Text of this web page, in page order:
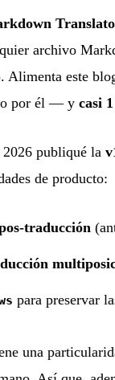
archivo
Alimenta este
por él — y casi
publiqué la
de producto:
traducción
para preservar
una